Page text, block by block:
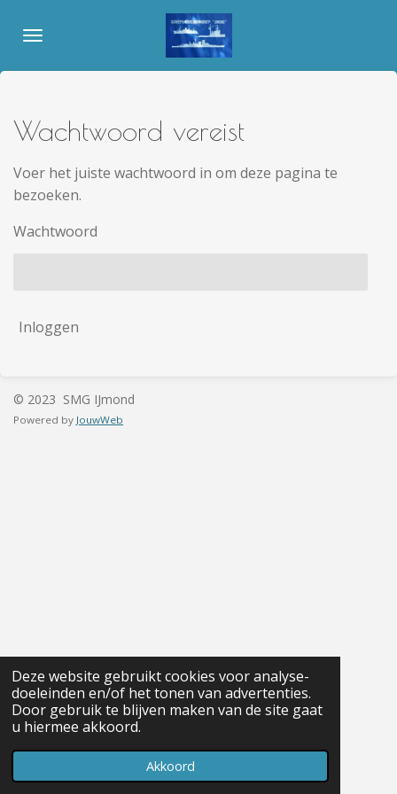
Deze website gebruikt cookies voor analyse-
doeleinden en/of het tonen van advertenties.
Door gebruik te blijven maken van de site gaat
u hiermee akkoord.
Akkoord
direct
Wachtwoord vereist
Voer het juiste wachtwoord in om deze pagina te
bezoeken.
Wachtwoord
Inloggen
© 2023 SMG IJmond
Powered by JouwWeb